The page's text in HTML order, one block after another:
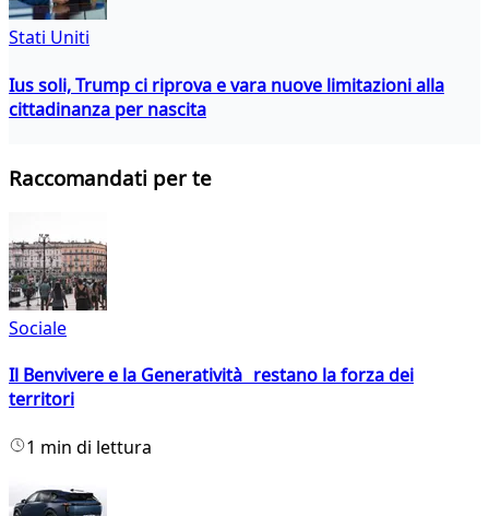
Stati Uniti
Ius soli, Trump ci riprova e vara nuove limitazioni alla
cittadinanza per nascita
Raccomandati per te
Sociale
Il Benvivere e la Generatività restano la forza dei
territori
1 min di lettura